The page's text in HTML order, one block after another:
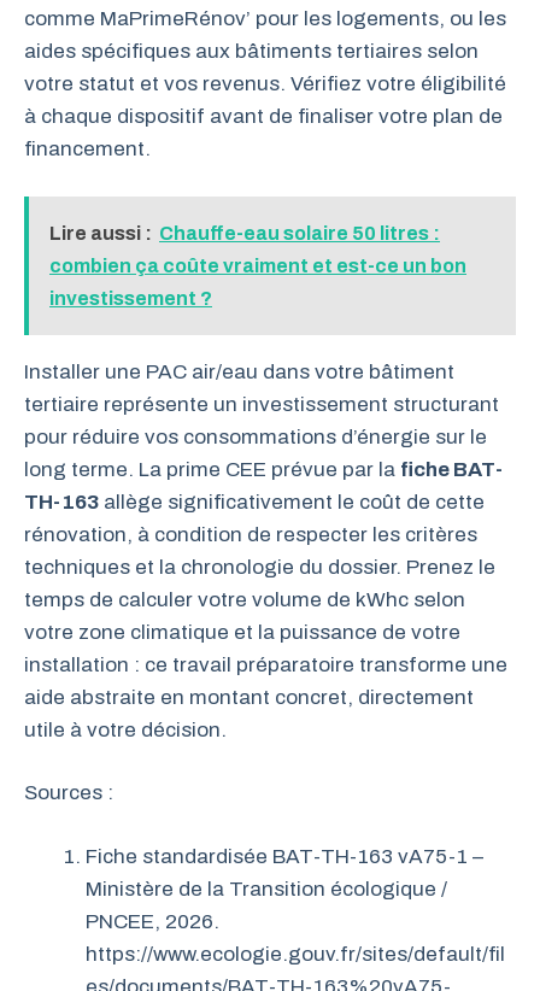
comme MaPrimeRénov’ pour les logements, ou les
aides spécifiques aux bâtiments tertiaires selon
votre statut et vos revenus. Vérifiez votre éligibilité
à chaque dispositif avant de finaliser votre plan de
financement.
Lire aussi : Chauffe-eau solaire 50 litres :
combien ça coûte vraiment et est-ce un bon
investissement ?
Installer une PAC air/eau dans votre bâtiment
tertiaire représente un investissement structurant
pour réduire vos consommations d’énergie sur le
long terme. La prime CEE prévue par la fiche BAT-
TH-163 allège significativement le coût de cette
rénovation, à condition de respecter les critères
techniques et la chronologie du dossier. Prenez le
temps de calculer votre volume de kWhc selon
votre zone climatique et la puissance de votre
installation : ce travail préparatoire transforme une
aide abstraite en montant concret, directement
utile à votre décision.
Sources :
Fiche standardisée BAT-TH-163 vA75-1 –
Ministère de la Transition écologique /
PNCEE, 2026.
https://www.ecologie.gouv.fr/sites/default/fil